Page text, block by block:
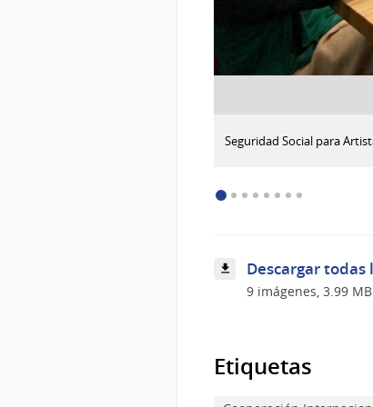
Artistas
Seguridad Social para
Descargar todas
9 imágenes, 3.99 MB
Etiquetas